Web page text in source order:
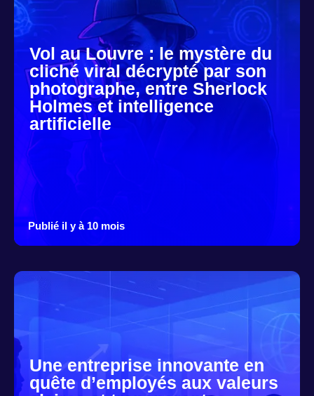
Vol au Louvre : le mystère du
cliché viral décrypté par son
photographe, entre Sherlock
Holmes et intelligence
artificielle
Publié il y à 10 mois
Une entreprise innovante en
quête d’employés aux valeurs